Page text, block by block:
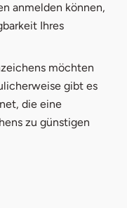
anmelden können,
Ihres
möchten
gibt es
die eine
zu günstigen